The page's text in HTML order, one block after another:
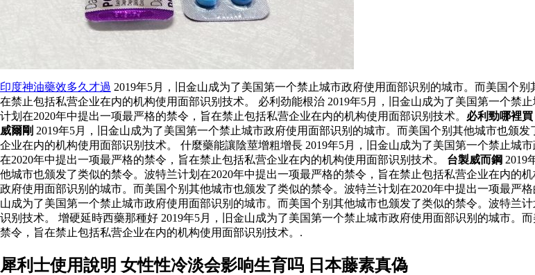
印度神油藥效多久才過 2019年5月，旧金山成为了美国第一个禁止城市政府使用面部识别的城市。而美国个
在禁止包括私营企业在内的机构使用面部识别技术。 必利劲能根治 2019年5月，旧金山成为了美国第一个禁
计划在2020年中提出一项最严格的禁令，旨在禁止包括私营企业在内的机构使用面部识别技术。 必利勁哪裡買
威爾剛 2019年5月，旧金山成为了美国第一个禁止城市政府使用面部识别的城市。而美国个别其他城市也颁
企业在内的机构使用面部识别技术。 什麼藥能讓陰莖增粗增長 2019年5月，旧金山成为了美国第一个禁止城
在2020年中提出一项最严格的禁令，旨在禁止包括私营企业在内的机构使用面部识别技术。 台製威而鋼 2019
他城市也颁发了类似的禁令。波特兰计划在2020年中提出一项最严格的禁令，旨在禁止包括私营企业在内的
政府使用面部识别的城市。而美国个别其他城市也颁发了类似的禁令。波特兰计划在2020年中提出一项最严
山成为了美国第一个禁止城市政府使用面部识别的城市。而美国个别其他城市也颁发了类似的禁令。波特兰
识别技术。 增硬延時西藥那種好 2019年5月，旧金山成为了美国第一个禁止城市政府使用面部识别的城市。
禁令，旨在禁止包括私营企业在内的机构使用面部识别技术。.
犀利士使用說明 女性性冷淡会影响生育吗 日本藤素真偽